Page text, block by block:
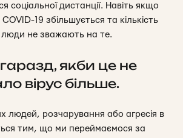
соціальної дистанції. Навіть якщо
COVID-19 збільшується та кількість
не зважають на те.
якби це не
вірус більше.
людей, розчарування або агресія в
тим, що ми переймаємося за